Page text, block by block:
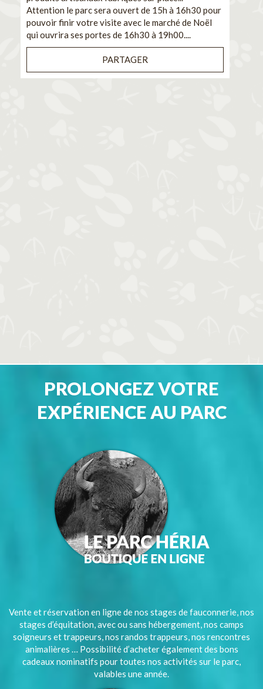
Attention le parc sera ouvert de 15h à 16h30 pour
pouvoir finir votre visite avec le marché de Noël
qui ouvrira ses portes de 16h30 à 19h00....
PARTAGER
PROLONGEZ VOTRE
EXPÉRIENCE AU PARC
Vente et réservation en ligne de nos stages de fauconnerie, nos
stages d’équitation, avec ou sans hébergement, nos camps
soigneurs et trappeurs, nos randos trappeurs, nos rencontres
animalières … Possibilité d’acheter également des bons
cadeaux nominatifs pour toutes nos activités sur le parc,
valables une année.